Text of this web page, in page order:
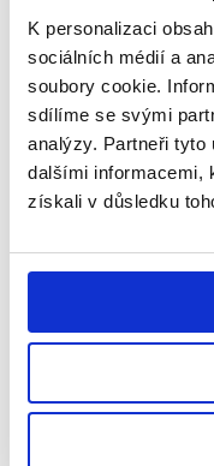
K personalizaci
sociálních médií a
soubory cookie.
sdílíme se svými
analýzy. Partneři tyto
dalšími informacemi,
získali v důsledku
Sdílet tento
Přidat reakci
0
0
0
Novinky